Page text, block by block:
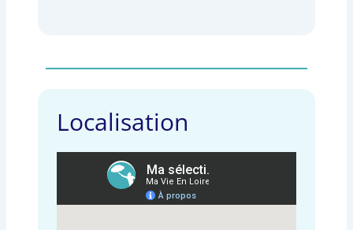
Localisation